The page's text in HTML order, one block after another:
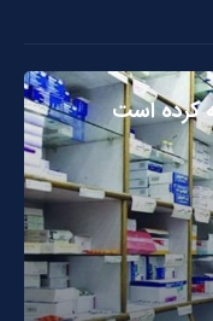
کرده است